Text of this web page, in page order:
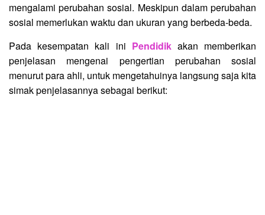
mengalami perubahan sosial. Meskipun dalam perubahan
sosial memerlukan waktu dan ukuran yang berbeda-beda.
Pada kesempatan kali ini Pendidikakan memberikan
penjelasan mengenai pengertian perubahan sosial
menurut para ahli, untuk mengetahuinya langsung saja kita
simak penjelasannya sebagai berikut: